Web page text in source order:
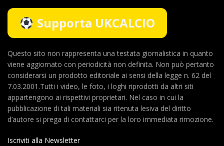
Supporta UKCALCIO
Questo sito non rappresenta una testata giornalistica in quanto
viene aggiornato con periodicità non definita. Non può pertanto
considerarsi un prodotto editoriale ai sensi della legge n. 62 del
7.03.2001.Tutti i video, le foto, i loghi riprodotti da altri siti
appartengono ai rispettivi proprietari. Nel caso in cui la
pubblicazione di tali materiali sia ritenuta lesiva del diritto
d’autore si prega di contattarci per la loro immediata rimozione.
Iscriviti alla Newsletter